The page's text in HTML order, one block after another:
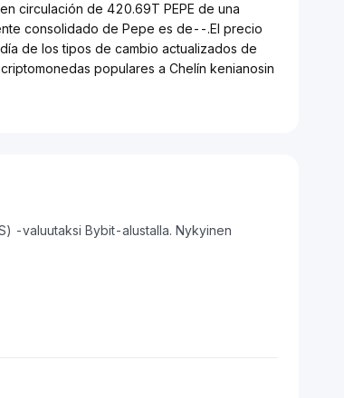
circulación de 420.69T PEPE de una
consolidado de Pepe es de--.El precio
de los tipos de cambio actualizados de
populares a Chelín kenianosin
-valuutaksi Bybit-alustalla. Nykyinen